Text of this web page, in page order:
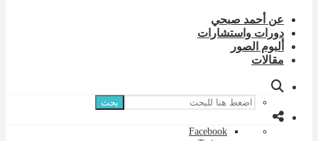
عن أحمد صبحي
دورات واستشارات
ألبوم الصور
مقالات
بحث
Facebook